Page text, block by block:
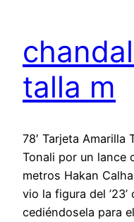
talla m
78′ Tarjeta Amarilla
Tonali por un lance
metros Hakan
vio la figura del
cediéndosela para